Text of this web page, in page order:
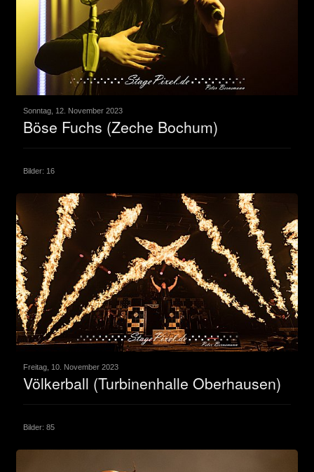
Sonntag, 12. November 2023
Böse Fuchs (Zeche Bochum)
Bilder: 16
Freitag, 10. November 2023
Völkerball (Turbinenhalle Oberhausen)
Bilder: 85